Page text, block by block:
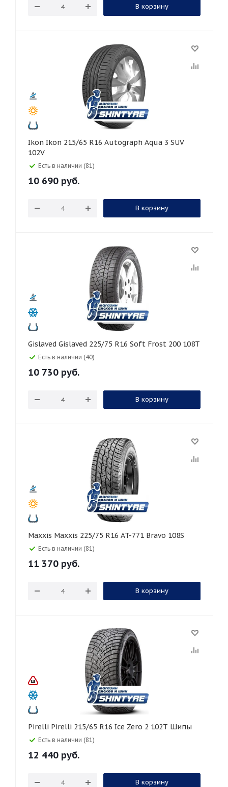
В корзину
Ikon Ikon 215/65 R16 Autograph Aqua 3 SUV
102V
Есть в наличии (81)
10 690 руб.
В корзину
Gislaved Gislaved 225/75 R16 Soft Frost 200 108T
Есть в наличии (40)
10 730 руб.
В корзину
Maxxis Maxxis 225/75 R16 AT-771 Bravo 108S
Есть в наличии (81)
11 370 руб.
В корзину
Pirelli Pirelli 215/65 R16 Ice Zero 2 102T Шипы
Есть в наличии (81)
12 440 руб.
В корзину